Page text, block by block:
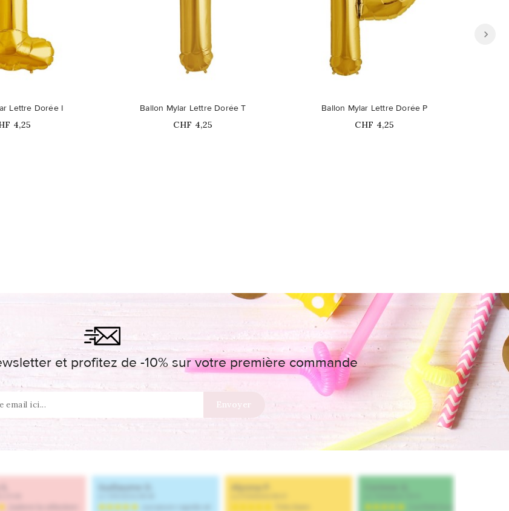
Lettre Dorée I
4,25
Ballon Mylar Lettre Dorée T
Prix
CHF 4,25
Ballon Mylar Lettre Dorée P
Prix
CHF 4,25
et profitez de -10% sur votre première commande